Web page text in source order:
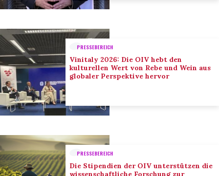
PRESSEBEREICH
Vinitaly 2026: Die OIV hebt den
kulturellen Wert von Rebe und Wein aus
globaler Perspektive hervor
PRESSEBEREICH
Die Stipendien der OIV unterstützen die
wissenschaftliche Forschung zur